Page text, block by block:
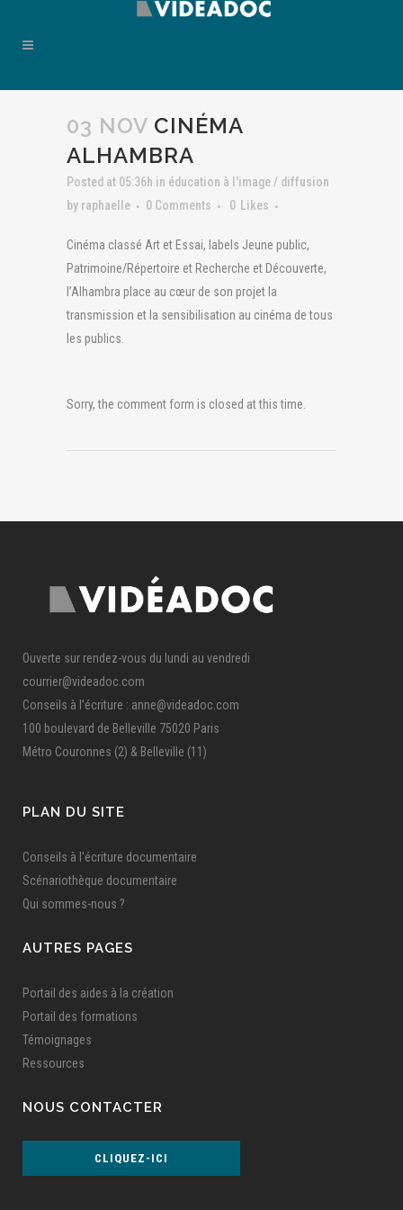
03 NOV CINÉMA
ALHAMBRA
Posted at 05:36h in éducation à l'image / diffusion
by raphaelle 0 Comments 0 Likes
Cinéma classé Art et Essai, labels Jeune public,
Patrimoine/Répertoire et Recherche et Découverte,
l’Alhambra place au cœur de son projet la
transmission et la sensibilisation au cinéma de tous
les publics.
Sorry, the comment form is closed at this time.
Ouverte sur rendez-vous du lundi au vendredi
courrier@videadoc.com
Conseils à l’écriture : anne@videadoc.com
100 boulevard de Belleville 75020 Paris
Métro Couronnes (2) & Belleville (11)
PLAN DU SITE
Conseils à l'écriture documentaire
Scénariothèque documentaire
Qui sommes-nous ?
AUTRES PAGES
Portail des aides à la création
Portail des formations
Témoignages
Ressources
NOUS CONTACTER
CLIQUEZ-ICI